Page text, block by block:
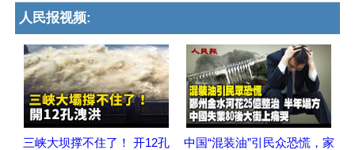
人民报视频:
三峡大坝撑不住了！ 开12孔
中国“混装油”引民众恐慌，家